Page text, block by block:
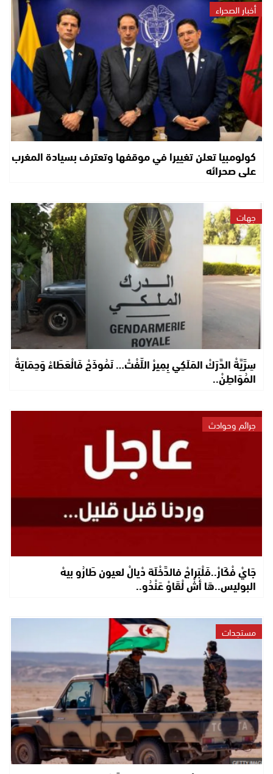
أخبار الصحراء
كولومبيا تعلن تغييرا في موقفها وتعترف بسيادة المغرب
على صحرائه
جهات
سِرِّيَّةْ الدَّرَكْ المَلَكِي بِمِيرْ اللِّفْتْ… نَمُوذَجْ فَالْعَطَاءْ وَحِمَايَةْ
المُوَاطِنْ..
جرائم وحوادث
جَايْ فْكَارْ..فَلْبَراجْ فالدَّخْلَة دْيالْ لعيون طَارُو بيهْ
البوليس..هَا أشْ لْقَاوْ عَنْدُو..
مستجدات